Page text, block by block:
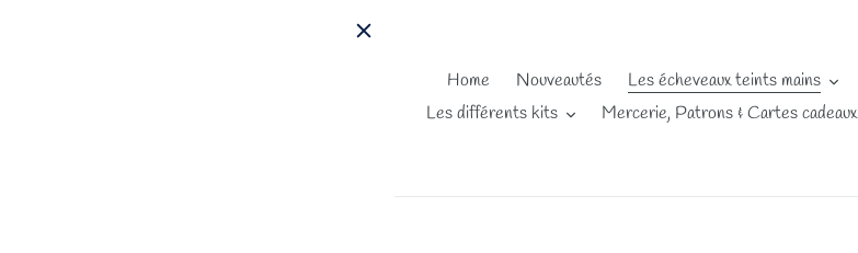
Home Nouveautés Les écheveaux teints mains
Les différents kits
Mercerie, Patrons & Cartes cadeaux